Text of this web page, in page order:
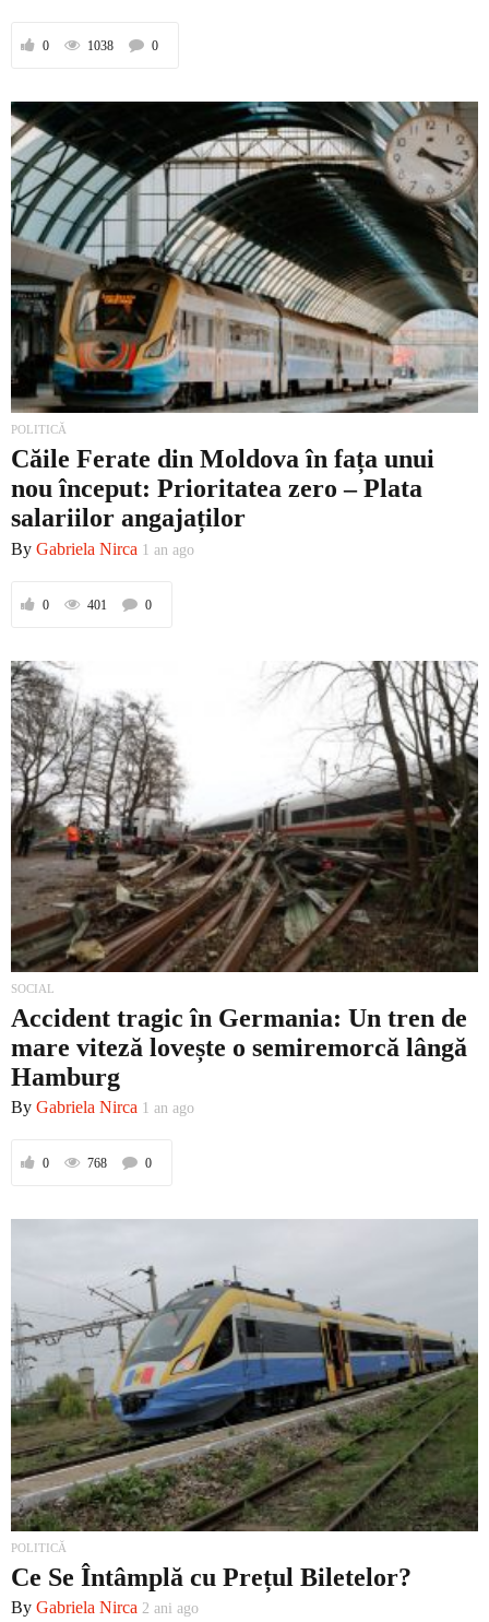
0 1038 0
POLITICĂ
Căile Ferate din Moldova în fața unui
nou început: Prioritatea zero – Plata
salariilor angajaților
By Gabriela Nirca 1 an ago
0 401 0
SOCIAL
Accident tragic în Germania: Un tren de
mare viteză lovește o semiremorcă lângă
Hamburg
By Gabriela Nirca 1 an ago
0 768 0
POLITICĂ
Ce Se Întâmplă cu Prețul Biletelor?
By Gabriela Nirca 2 ani ago